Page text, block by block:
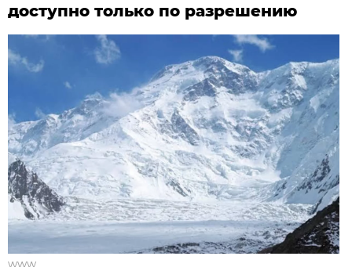
доступно только по разрешению
www